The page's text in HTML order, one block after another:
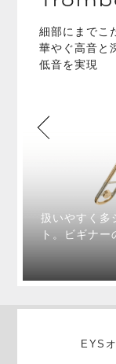
細部にまでこ
華やぐ高音と
低音を実現
扱いやすく多
ト。ビギナ
EYS